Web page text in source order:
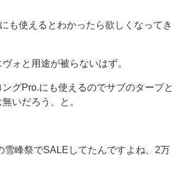
も使えるとわかったら欲しくなってき
ォと用途が被らないはず。
グPro.にも使えるのでサブのタープと
いだろう、と。
雪峰祭でSALEしてたんですよね、2万